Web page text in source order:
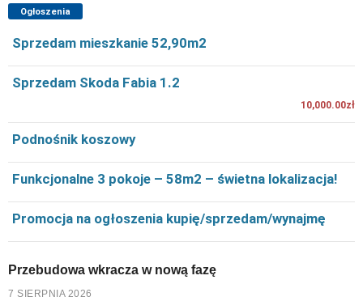
Ogłoszenia
Sprzedam mieszkanie 52,90m2
Sprzedam Skoda Fabia 1.2
10,000.00zł
Podnośnik koszowy
Funkcjonalne 3 pokoje – 58m2 – świetna lokalizacja!
Promocja na ogłoszenia kupię/sprzedam/wynajmę
Przebudowa wkracza w nową fazę
7 SIERPNIA 2026